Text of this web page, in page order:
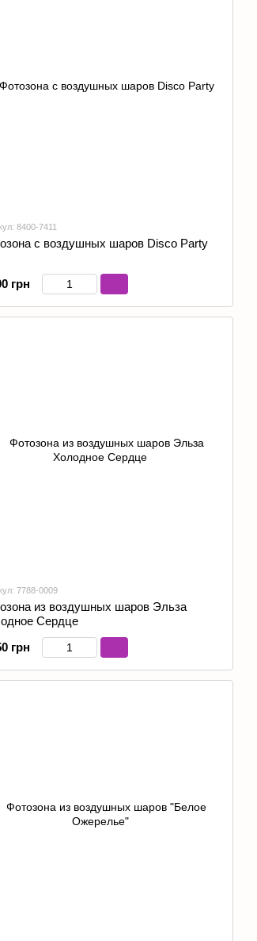
8400-7411
с воздушных шаров Disco Party
грн
7788-0009
из воздушных шаров Эльза
Сердце
грн